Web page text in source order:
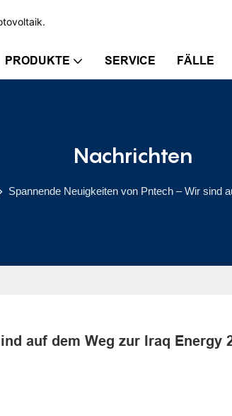
PRODUKTE SERVICE FÄLLE
Nachrichten
Spannende Neuigkeiten von Pntech – Wir sind
auf dem Weg zur Iraq Energy